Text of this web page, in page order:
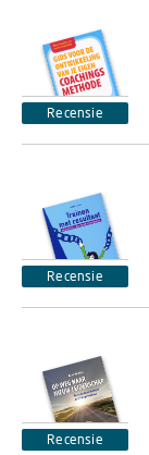
Recensie
Recensie
Recensie